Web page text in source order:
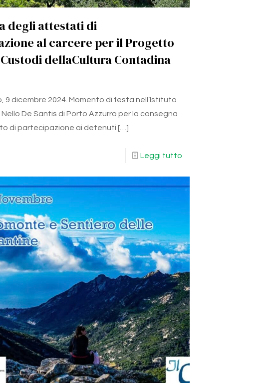
degli attestati di
al carcere per il Progetto
dellaCultura Contadina
9 dicembre 2024. Momento di festa nell’Istituto
De Santis di Porto Azzurro per la consegna
di partecipazione ai detenuti […]
Leggi tutto